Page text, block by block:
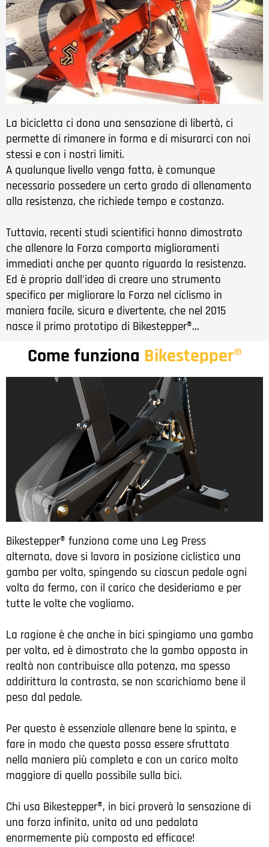
La bicicletta ci dona una sensazione di libertà, ci
permette di rimanere in forma e di misurarci con noi
stessi e con i nostri limiti.
A qualunque livello venga fatta, è comunque
necessario possedere un certo grado di allenamento
alla resistenza, che richiede tempo e costanza.
Tuttavia, recenti studi scientifici hanno dimostrato
che allenare la Forza comporta miglioramenti
immediati anche per quanto riguarda la resistenza.
Ed è proprio dall'idea di creare uno strumento
specifico per migliorare la Forza nel ciclismo in
maniera facile, sicura e divertente, che nel 2015
nasce il primo prototipo di Bikestepper®...
Come funziona Bikestepper®
Bikestepper® funziona come una Leg Press
alternata, dove si lavora in posizione ciclistica una
gamba per volta, spingendo su ciascun pedale ogni
volta da fermo, con il carico che desideriamo e per
tutte le volte che vogliamo.
La ragione è che anche in bici spingiamo una gamba
per volta, ed è dimostrato che la gamba opposta in
realtà non contribuisce alla potenza, ma spesso
addirittura la contrasta, se non scarichiamo bene il
peso dal pedale.
Per questo è essenziale allenare bene la spinta, e
fare in modo che questa possa essere sfruttata
nella maniera più completa e con un carico molto
maggiore di quello possibile sulla bici.
Chi usa Bikestepper®, in bici proverà la sensazione di
una forza infinita, unita ad una pedalata
enormemente più composta ed efficace!